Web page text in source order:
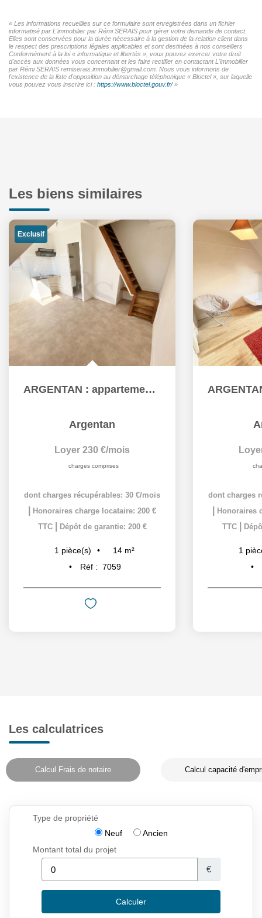
« Les informations recueillies sur ce formulaire sont enregistrées dans un fichier
informatisé par L'immobilier par Rémi SERAIS pour gérer votre demande de contact.
Elles sont conservées pour la durée nécessaire à la gestion de la relation client dans
le respect des prescriptions légales applicables et sont destinées à nos conseillers
Conformément à la loi « informatique et libertés », vous pouvez exercer votre droit
d'accès aux données vous concernant et les faire rectifier en contactant L'immobilier
par Rémi SERAIS remiserais.immobilier@gmail.com. Nous vous informons de
l'existence de la liste d'opposition au démarchage téléphonique « Bloctel », sur laquelle
vous pouvez vous inscrire ici : https://www.bloctel.gouv.fr/»
Les biens similaires
Exclusif
ARGENTAN : appartement T1 (14 m²) à louer
Argentan
Loyer 230 €/mois
charges comprises
dont charges récupérables: 30 €/mois
Honoraires charge locataire: 200 €
TTC
Dépôt de garantie: 200 €
1 pièce(s) 14 m²
Réf : 7059
dont charges
Honoraires
TTC
1
Les calculatrices
Calcul Frais de notaire Calcul capacité